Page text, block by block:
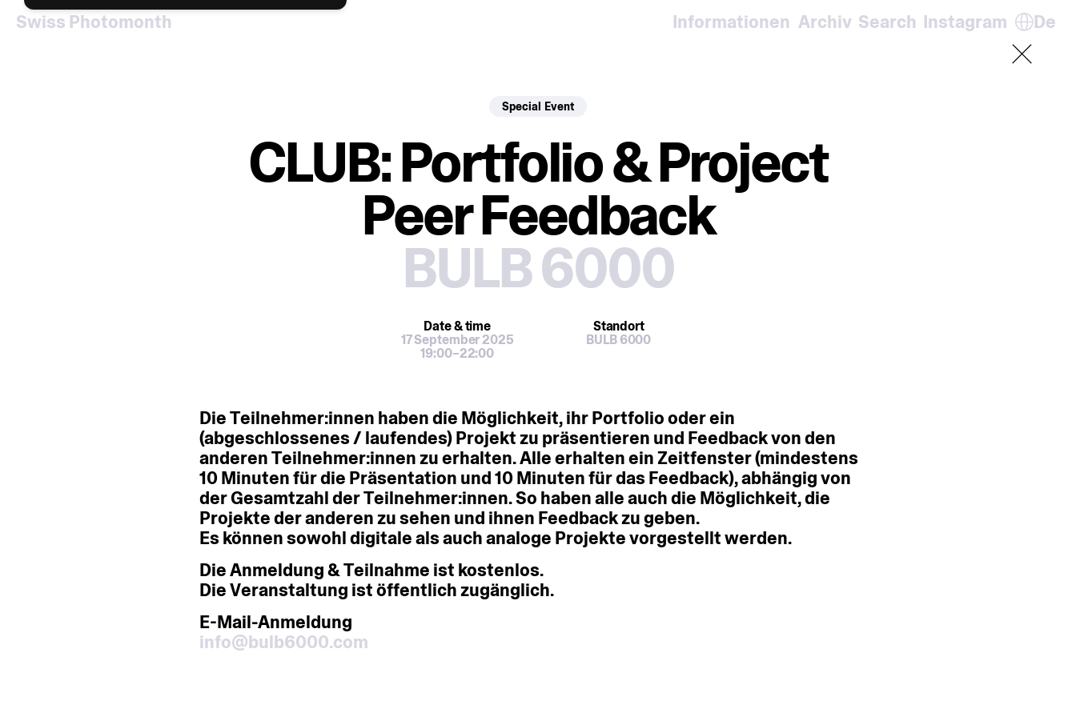
Swiss Photomonth
Informationen Archiv Search Instagram De
Special Event
CLUB: Portfolio & Project
Peer Feedback
BULB 6000
Date& time
17 September 2025
19:00–22:00
Standort
BULB 6000
DieTeilnehmer:innen habendie Möglichkeit,ihrPortfoliooderein
(abgeschlossenes/ laufendes)Projektzu präsentieren und Feedbackvonden
anderenTeilnehmer:innenzuerhalten.AlleerhalteneinZeitfenster(mindestens
10Minutenfürdie Präsentation und10Minutenfürdas Feedback),abhängigvon
derGesamtzahlderTeilnehmer:innen.So habenalleauchdie Möglichkeit,die
Projektederanderenzusehen und ihnen Feedbackzugeben.
Es könnensowohldigitalealsauchanaloge Projektevorgestelltwerden.
DieAnmeldung&Teilnahme ist kostenlos.
DieVeranstaltung istöffentlichzugänglich.
E-Mail-Anmeldung
info@bulb6000.com